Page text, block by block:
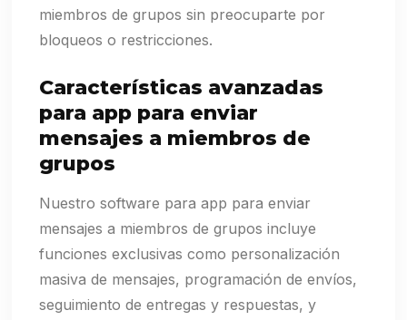
miembros de grupos sin preocuparte por
bloqueos o restricciones.
Características avanzadas
para app para enviar
mensajes a miembros de
grupos
Nuestro software para app para enviar
mensajes a miembros de grupos incluye
funciones exclusivas como personalización
masiva de mensajes, programación de envíos,
seguimiento de entregas y respuestas, y